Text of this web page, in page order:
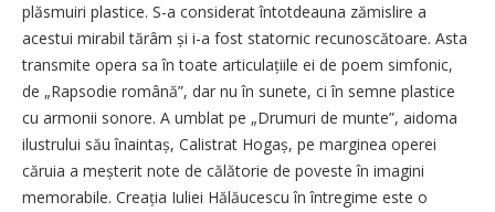
plăsmuiri plastice. S-a considerat întotdeauna zămislire a
acestui mirabil tărâm și i-a fost statornic recunoscătoare. Asta
transmite opera sa în toate articulațiile ei de poem simfonic,
de „Rapsodie română”, dar nu în sunete, ci în semne plastice
cu armonii sonore. A umblat pe „Drumuri de munte”, aidoma
ilustrului său înaintaș, Calistrat Hogaș, pe marginea operei
căruia a meșterit note de călătorie de poveste în imagini
memorabile. Creația Iuliei Hălăucescu în întregime este o